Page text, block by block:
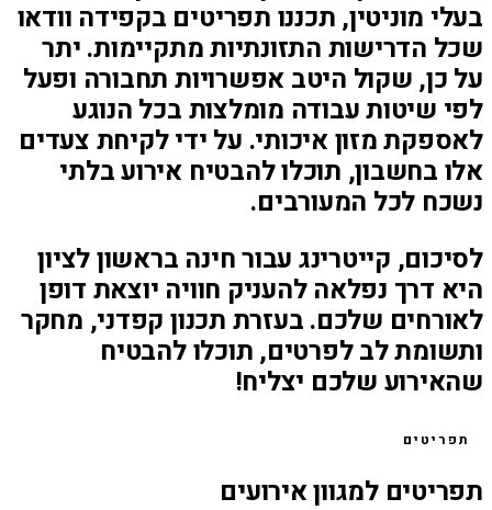
בעלי מוניטין, תכננו תפריטים בקפידה וודאו
שכל הדרישות התזונתיות מתקיימות. יתר
על כן, שקול היטב אפשרויות תחבורה ופעל
לפי שיטות עבודה מומלצות בכל הנוגע
לאספקת מזון איכותי. על ידי לקיחת צעדים
אלו בחשבון, תוכלו להבטיח אירוע בלתי
נשכח לכל המעורבים.
לסיכום, קייטרינג עבור חינה בראשון לציון
היא דרך נפלאה להעניק חוויה יוצאת דופן
לאורחים שלכם. בעזרת תכנון קפדני, מחקר
ותשומת לב לפרטים, תוכלו להבטיח
שהאירוע שלכם יצליח!
תפריטים
תפריטים למגוון אירועים